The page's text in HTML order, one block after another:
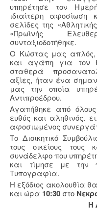
υπηρέτησε τον
ιδιαίτερη
σελίδες της
«Πρωϊνής
συνταξιοδοτήθηκε.
Ο Κώστας μας απλός,
και αγάπη για τον
σταθερά
αξίες, ήταν ένα
μας την οποία
Αντιπροέδρου.
Αγαπήθηκε από
ευθύς και αληθινός.
αφοσιωμένος
Το Διοικητικό
τους οικείους
συνάδελφο που
και τίμησε με την
Τυπογραφία.
Η εξόδιος ακολουθία
και ώρα 10:30 στο
Η